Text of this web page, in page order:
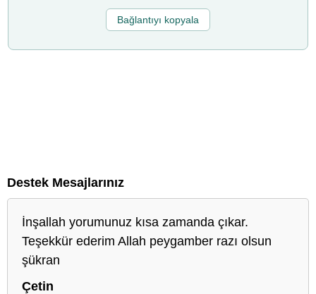
Bağlantıyı kopyala
Destek Mesajlarınız
İnşallah yorumunuz kısa zamanda çıkar.
Teşekkür ederim Allah peygamber razı olsun
şükran
Çetin